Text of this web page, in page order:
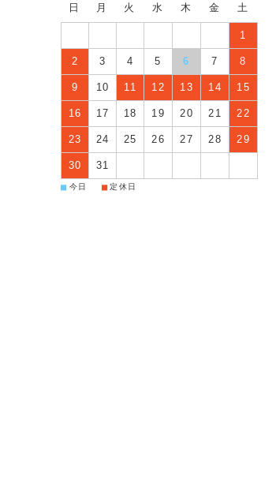
日 月 火 水 木 金 土
1
2 3 4 5 6 7 8
9 10 11 12 13 14 15
16 17 18 19 20 21 22
23 24 25 26 27 28 29
30 31
■ 今日 ■ 定休日